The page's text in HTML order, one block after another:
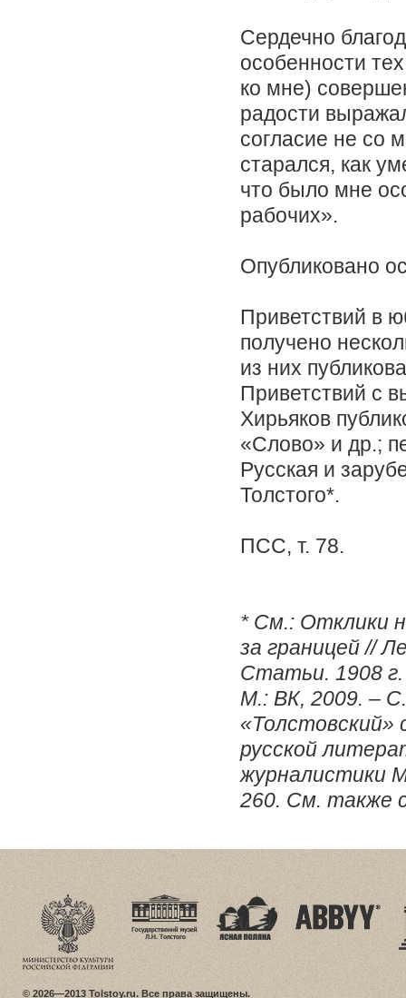
Сердечно
особенности
ко мне)
радости
согласие не со
старался, как
что было мне
рабочих».
Опубликовано
Приветствий в
получено
из них
Приветствий с
Хирьяков
«Слово» и др.;
Русская и
Толстого*.
ПСС, т. 78.
* См.: Отклики
за границей //
Статьи. 1908
М.: ВК, 2009. –
«Толстовский»
русской
журналистики
260. См. также
© 2026—2013 Tolstoy.ru. Все права защищены.